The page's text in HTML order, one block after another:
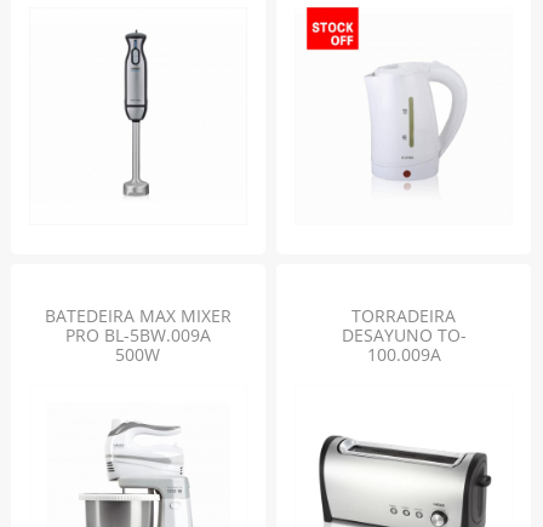
BATEDEIRA MAX MIXER
PRO BL-5BW.009A
500W
TORRADEIRA
DESAYUNO TO-
100.009A